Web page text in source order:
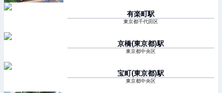
有楽町駅
東京都千代田区
京橋(東京都)駅
東京都中央区
宝町(東京都)駅
東京都中央区